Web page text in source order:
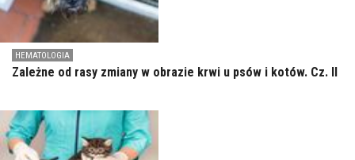
HEMATOLOGIA
Zależne od rasy zmiany w obrazie krwi u psów i kotów. Cz. II